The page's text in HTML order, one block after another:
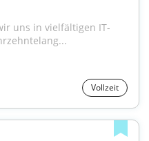
uns in vielfältigen IT-
Vollzeit